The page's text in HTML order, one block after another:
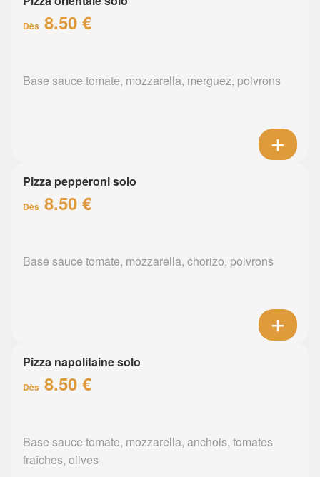
Dès 8.50 €
Base sauce tomate, mozzarella, merguez, poivrons
Pizza pepperoni solo
Dès 8.50 €
Base sauce tomate, mozzarella, chorizo, poivrons
Pizza napolitaine solo
Dès 8.50 €
Base sauce tomate, mozzarella, anchois, tomates
fraîches, olives